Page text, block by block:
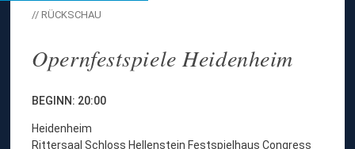
// RÜCKSCHAU
Opernfestspiele Heidenheim
BEGINN: 20:00
Heidenheim
Rittersaal Schloss Hellenstein Festspielhaus Congress